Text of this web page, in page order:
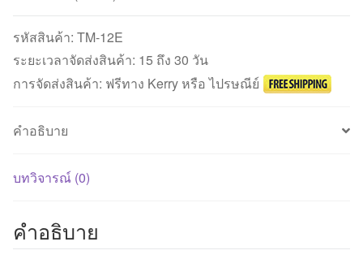
ดิจิตอล
แค
ลมป์
มิเตอร์
TENMARS
12E
รหัสสินค้า: TM-12E
ระยะเวลาจัดส่งสินค้า: 15 ถึง 30 วัน
การจัดส่งสินค้า: ฟรีทาง Kerry หรือ ไปรษณีย์
คำอธิบาย
บทวิจารณ์ (0)
คำอธิบาย